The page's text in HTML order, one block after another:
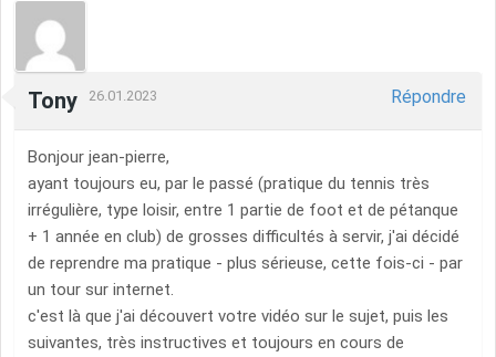
Tony 26.01.2023 Répondre
Bonjour jean-pierre,
ayant toujours eu, par le passé (pratique du tennis très
irrégulière, type loisir, entre 1 partie de foot et de pétanque
+ 1 année en club) de grosses difficultés à servir, j'ai décidé
de reprendre ma pratique - plus sérieuse, cette fois-ci - par
un tour sur internet.
c'est là que j'ai découvert votre vidéo sur le sujet, puis les
suivantes, très instructives et toujours en cours de